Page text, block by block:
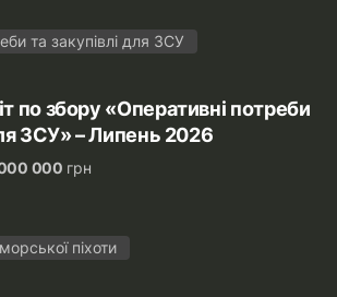
та закупівлі для ЗСУ
по збору «Оперативні потреби
ЗСУ» – Липень 2026
000 грн
піхоти